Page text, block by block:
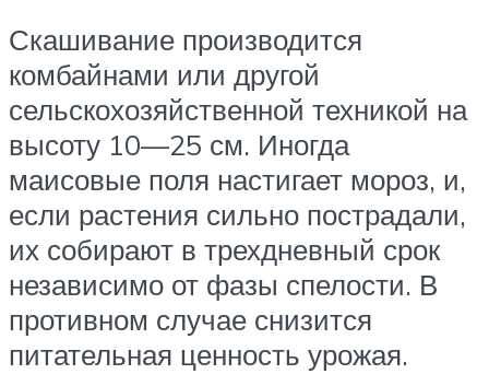
Скашивание производится
комбайнами или другой
сельскохозяйственной техникой на
высоту 10—25 см. Иногда
маисовые поля настигает мороз, и,
если растения сильно пострадали,
их собирают в трехдневный срок
независимо от фазы спелости. В
противном случае снизится
питательная ценность урожая.